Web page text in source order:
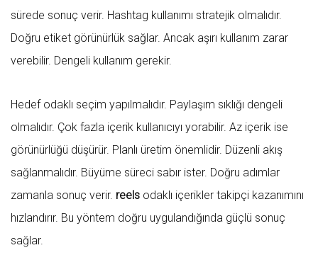
sürede sonuç verir. Hashtag kullanımı stratejik olmalıdır.
Doğru etiket görünürlük sağlar. Ancak aşırı kullanım zarar
verebilir. Dengeli kullanım gerekir.
Hedef odaklı seçim yapılmalıdır. Paylaşım sıklığı dengeli
olmalıdır. Çok fazla içerik kullanıcıyı yorabilir. Az içerik ise
görünürlüğü düşürür. Planlı üretim önemlidir. Düzenli akış
sağlanmalıdır. Büyüme süreci sabır ister. Doğru adımlar
zamanla sonuç verir. reels odaklı içerikler takipçi kazanımını
hızlandırır. Bu yöntem doğru uygulandığında güçlü sonuç
sağlar.